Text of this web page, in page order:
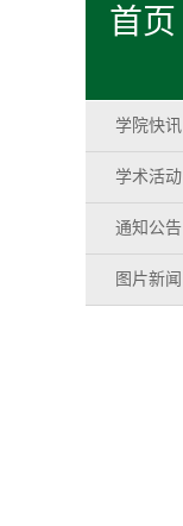
首页
学院快讯
学术活动
通知公告
图片新闻